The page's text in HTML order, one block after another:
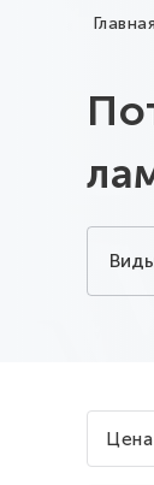
Главная
Цена